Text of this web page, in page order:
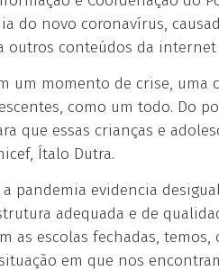
do novo coronavírus,
outros conteúdos da
um momento de crise,
como um todo. Do
que essas crianças e
Ítalo Dutra.
a pandemia evidencia
adequada e de
as escolas fechadas,
em que nos